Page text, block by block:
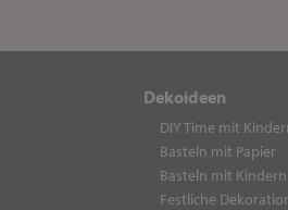
Dekoideen
DIY Time mit
Basteln mit Papier
Basteln mit Kindern
Festliche